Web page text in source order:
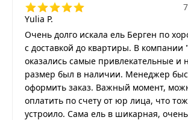
Yulia P.
Очень долго искала ель Берген по
с доставкой до квартиры. В компании
оказались самые привлекательные и
размер был в наличии. Менеджер
оформить заказ. Важный момент,
оплатить по счету от юр лица, что
устроило. Сама ель в шикарная,